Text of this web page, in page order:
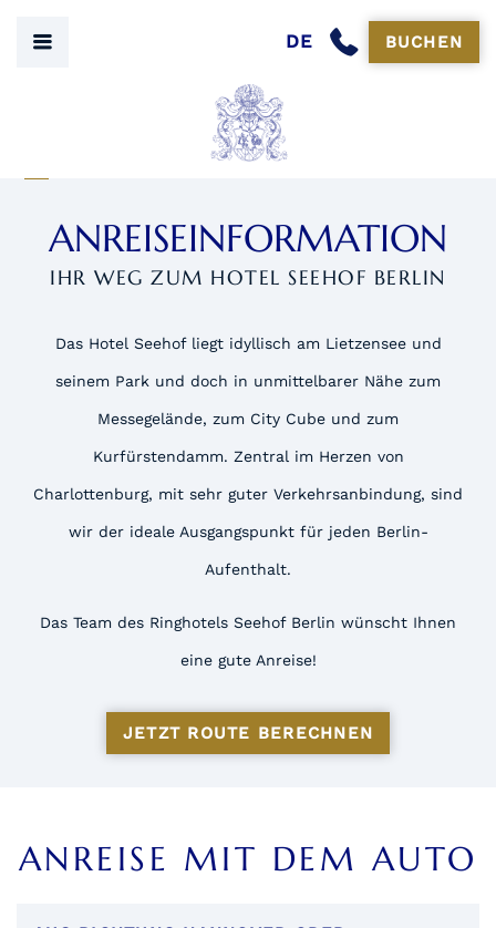
DE BUCHEN
ANREISEINFORMATION
IHR WEG ZUM HOTEL SEEHOF BERLIN
Das Hotel Seehof liegt idyllisch am Lietzensee und
seinem Park und doch in unmittelbarer Nähe zum
Messegelände, zum City Cube und zum
Kurfürstendamm. Zentral im Herzen von
Charlottenburg, mit sehr guter Verkehrsanbindung, sind
wir der ideale Ausgangspunkt für jeden Berlin-
Aufenthalt.
Das Team des Ringhotels Seehof Berlin wünscht Ihnen
eine gute Anreise!
JETZT ROUTE BERECHNEN
ANREISE MIT DEM AUTO